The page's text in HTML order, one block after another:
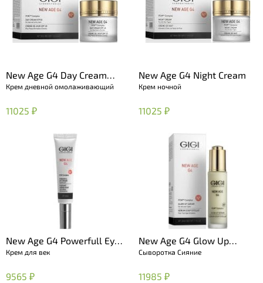
New Age G4 Day Cream
SPF 20
Крем дневной омолаживающий
11025 ₽
New Age G4 Night Cream
Крем ночной
11025 ₽
New Age G4 Powerfull Eye
Cream
Крем для век
9565 ₽
New Age G4 Glow Up
Serum
Сыворотка Сияние
11985 ₽